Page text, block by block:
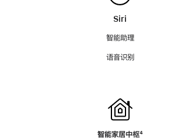
Siri
智能助理
语音识别
智能家居中枢脚
⁴